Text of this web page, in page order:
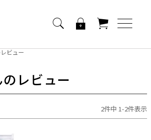
ビュー
レビュー
2件中 1-2件表示